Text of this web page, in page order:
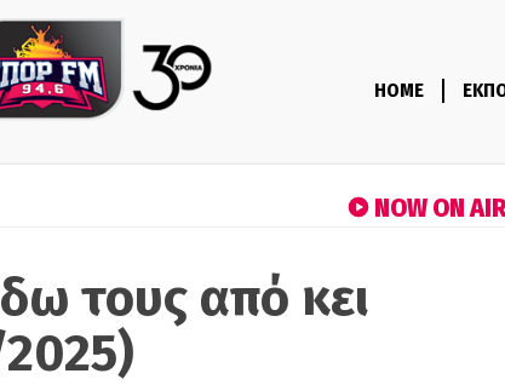
HOME
NOW ON
τους από κει